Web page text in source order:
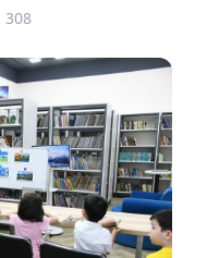
308